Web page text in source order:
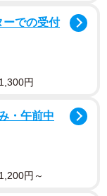
しがわ)「東崎
に変化する。
と、夕方太陽が
観光地として有
れに由来してい
ーでの受付
円
・午前中
円～